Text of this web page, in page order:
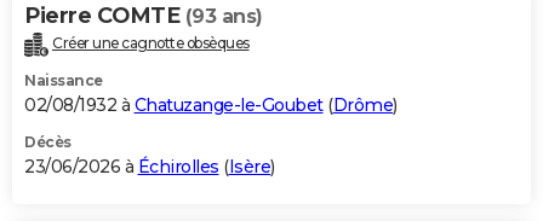
Pierre COMTE (93 ans)
Créer une cagnotte obsèques
Naissance
02/08/1932 à Chatuzange-le-Goubet(Drôme)
Décès
23/06/2026 à Échirolles (Isère)